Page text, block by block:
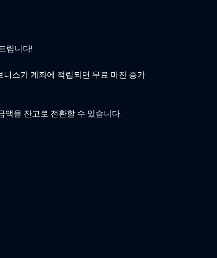
립니다!
스가 계좌에 적립되면 무료 마진 증가
액을 잔고로 전환할 수 있습니다.